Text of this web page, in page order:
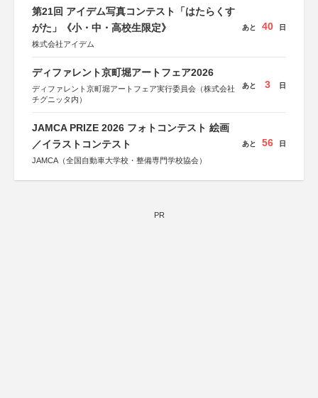
第21回 アイデム写真コンテスト「はたらくす
がた」《小・中・高校生限定》
株式会社アイデム
あと 40 日
ディファレント京町堀アートフェア2026
ディファレント京町堀アートフェア実行委員会（株式会社
チグニッタ内）
あと 3 日
JAMCA PRIZE 2026 フォトコンテスト 絵画
／イラストコンテスト
JAMCA（全国自動車大学校・整備専門学校協会）
あと 56 日
PR